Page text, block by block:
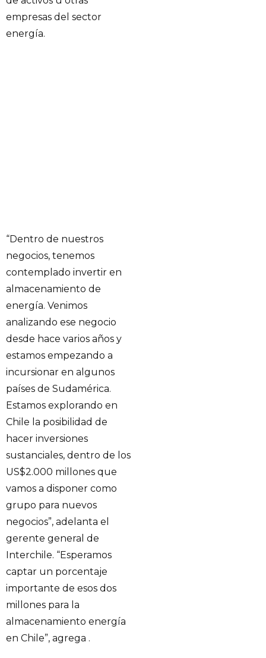
empresas del sector
energía.
“Dentro de nuestros
negocios, tenemos
contemplado invertir en
almacenamiento de
energía. Venimos
analizando ese negocio
desde hace varios años y
estamos empezando a
incursionar en algunos
países de Sudamérica.
Estamos explorando en
Chile la posibilidad de
hacer inversiones
sustanciales, dentro de los
US$2.000 millones que
vamos a disponer como
grupo para nuevos
negocios”, adelanta el
gerente general de
Interchile. “Esperamos
captar un porcentaje
importante de esos dos
millones para la
almacenamiento energía
en Chile”, agrega .